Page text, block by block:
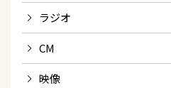
ラジオ
CM
映像